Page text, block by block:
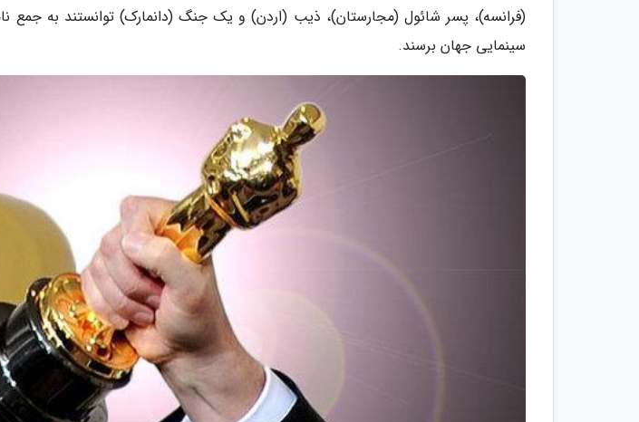
(فرانسه)، پسر شائول (مجارستان)، ذیب (اردن) و یک جنگ (دانمارک) توانستند به جمع
سینمایی جهان برسند.